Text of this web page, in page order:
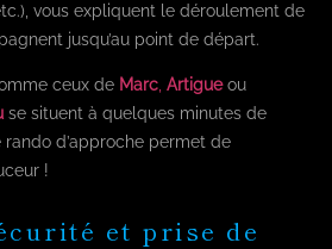
vous expliquent le déroulement de
jusqu’au point de départ.
ceux de Marc Artigueou
se situent à quelques minutes de
d’approche permet de
!
et prise de